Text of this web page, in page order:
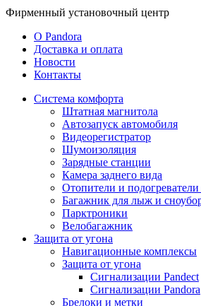
Фирменный установочный центр
O Pandora
Доставка и оплата
Новости
Контакты
Система комфорта
Штатная магнитола
Автозапуск автомобиля
Видеорегистратор
Шумоизоляция
Зарядные станции
Камера заднего вида
Отопители и подогреватели
Багажник для лыж и
Парктроники
Велобагажник
Защита от угона
Навигационные комплексы
Защита от угона
Сигнализации Pandect
Сигнализации Pandora
Брелоки и метки